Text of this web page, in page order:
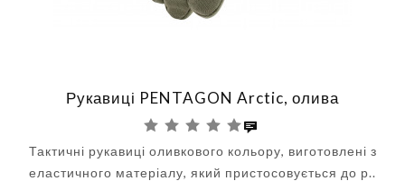
Рукавиці PENTAGON Arctic, олива
Тактичні рукавиці оливкового кольору, виготовлені з
еластичного матеріалу, який пристосовується до р..